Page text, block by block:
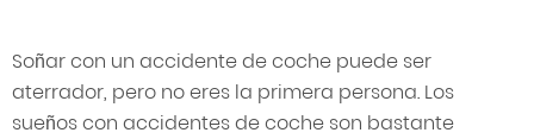
Soñar con un accidente de coche puede ser
aterrador, pero no eres la primera persona. Los
sueños con accidentes de coche son bastante